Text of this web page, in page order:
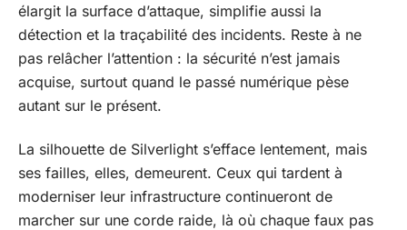
élargit la surface d’attaque, simplifie aussi la
détection et la traçabilité des incidents. Reste à ne
pas relâcher l’attention : la sécurité n’est jamais
acquise, surtout quand le passé numérique pèse
autant sur le présent.
La silhouette de Silverlight s’efface lentement, mais
ses failles, elles, demeurent. Ceux qui tardent à
moderniser leur infrastructure continueront de
marcher sur une corde raide, là où chaque faux pas